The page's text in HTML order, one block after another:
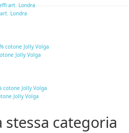
Londra
Jolly Volga
Jolly Volga
categoria